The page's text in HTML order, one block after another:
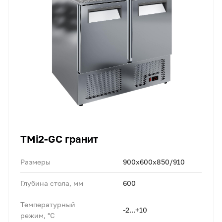
TMi2-GC гранит
Размеры 900х600х850/910
Глубина стола, мм 600
Температурный
режим, °C
-2...+10